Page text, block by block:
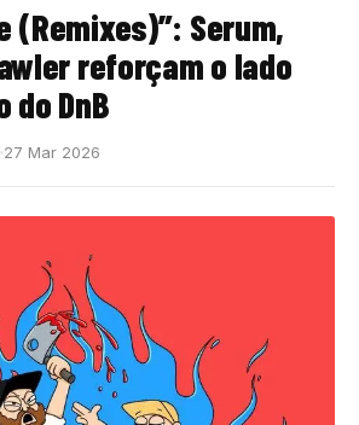
(Remixes)”: Serum,
reforçam o lado
do DnB
27 Mar 2026